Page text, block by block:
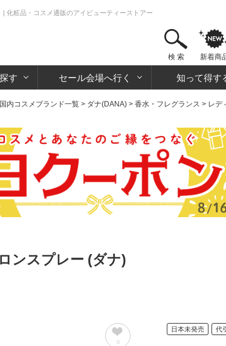
化粧品・コスメ通販のアイビューティーストアー
検 索 新着商
す セール会場へ行く 知って得す
内コスメブランド一覧 > ダナ(DANA) > 香水・フレグランス > レデ
ンスプレー (ダナ)
0
日本未発売 代